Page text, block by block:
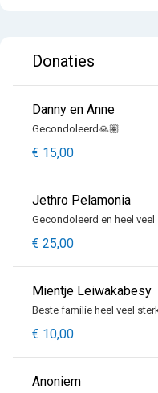
Donaties
Danny en Anne
Gecondoleerd🙏🏽
€ 15,00
Jethro Pelamonia
Gecondoleerd en heel
€ 25,00
Mientje Leiwakabesy
Beste familie heel veel
€ 10,00
Anoniem